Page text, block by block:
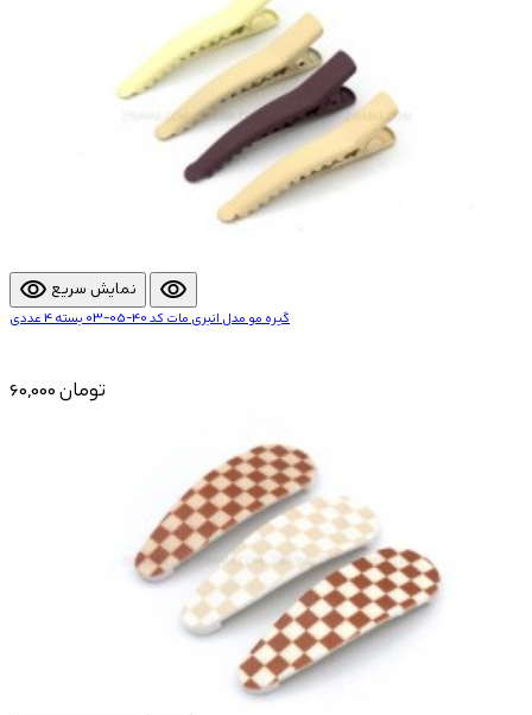
visibility نمایش سریع visibility
گیره مو مدل انبری مات کد 40-05-03 بسته 4 عددی
60,000 تومان